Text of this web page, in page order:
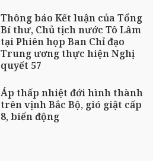
Thông báo Kết luận của Tổng
Bí thư, Chủ tịch nước Tô Lâm
tại Phiên họp Ban Chỉ đạo
Trung ương thực hiện Nghị
quyết 57
Áp thấp nhiệt đới hình thành
trên vịnh Bắc Bộ, gió giật cấp
8, biển động